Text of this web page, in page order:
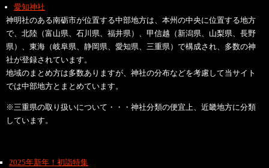
愛知神社
神明社のある南砺市が位置する中部地方は、本州の中央に位置する地方
で、北陸（富山県、石川県、福井県）、甲信越（新潟県、山梨県、長野
県）、東海（岐阜県、静岡県、愛知県、三重県）で構成され、多数の神
社が登録されています。
地域のまとめ方は多数ありますが、神社の分布などを考慮して当サイト
では中部地方とまとめています。
※三重県の取り扱いについて・・・神社分類の便宜上、近畿地方に分類
しています。
2025年新年！初詣特集